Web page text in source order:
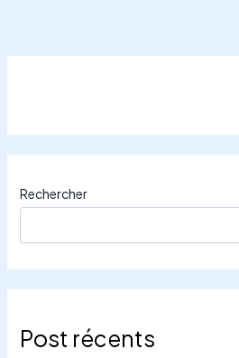
Rechercher
Post récents